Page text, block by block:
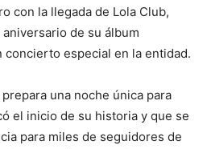
con la llegada de Lola Club,
de su álbum
concierto especial en la entidad.
una noche única para
el inicio de su historia y que se
para miles de seguidores de